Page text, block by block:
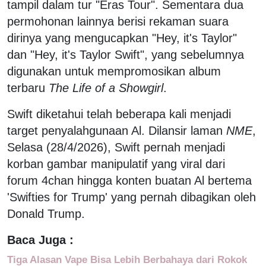
tampil dalam tur "Eras Tour". Sementara dua
permohonan lainnya berisi rekaman suara
dirinya yang mengucapkan "Hey, it's Taylor"
dan "Hey, it's Taylor Swift", yang sebelumnya
digunakan untuk mempromosikan album
terbaru The Life of a Showgirl.
Swift diketahui telah beberapa kali menjadi
target penyalahgunaan Al. Dilansir laman NME,
Selasa (28/4/2026), Swift pernah menjadi
korban gambar manipulatif yang viral dari
forum 4chan hingga konten buatan Al bertema
'Swifties for Trump' yang pernah dibagikan oleh
Donald Trump.
Baca Juga :
Tiga Alasan Vape Bisa Lebih Berbahaya dari Rokok